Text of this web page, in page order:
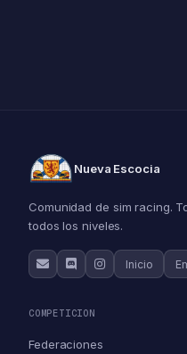
Nueva Escocia
Comunidad de sim racing.
todos los niveles.
Inicio
COMPETICION
Federaciones